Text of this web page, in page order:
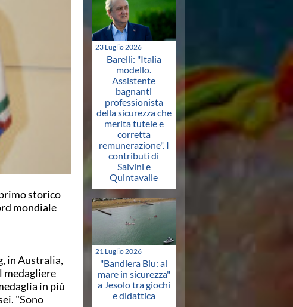
storico
mondiale
in Australia,
medagliere
in più
"Sono
23 Luglio 2026
Barelli: "Italia
modello.
Assistente
bagnanti
professionista
della sicurezza che
merita tutele e
corretta
remunerazione". I
contributi di
Salvini e
Quintavalle
21 Luglio 2026
"Bandiera Blu: al
mare in sicurezza"
a Jesolo tra giochi
e didattica